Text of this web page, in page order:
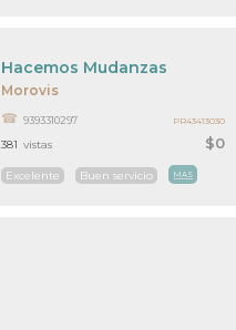
Morovis
$0
Hacemos Mudanzas
9393310297
Excelente Buen servicio MAS
381 vistas
PR43413030